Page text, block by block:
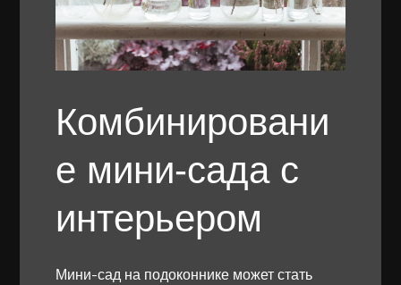
Комбинировани
е мини-сада с
интерьером
Мини-сад на подоконнике может стать